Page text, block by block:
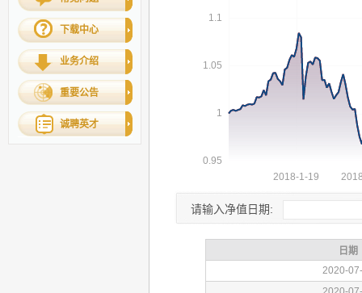
下载中心
业务介绍
重要公告
诚聘英才
请输入净值日期: